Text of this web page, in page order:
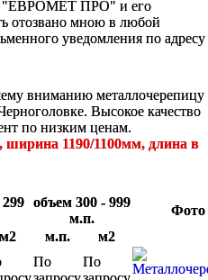
"ЕВРОМЕТ ПРО" и его
отозвано мною в любой
уведомления по адресу
вниманию металлочерепицу
Высокое качество
по низким ценам.
1190/1100мм, длина в
объем 300 - 999
м.п.
Фото
м2 м.п. м2
По
По